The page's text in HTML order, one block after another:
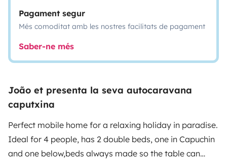
Pagament segur
Més comoditat amb les nostres facilitats de pagament
Saber-ne més
João et presenta la seva autocaravana
caputxina
Perfect mobile home for a relaxing holiday in paradise.
Ideal for 4 people, has 2 double beds, one in Capuchin
and one below,beds always made so the table can